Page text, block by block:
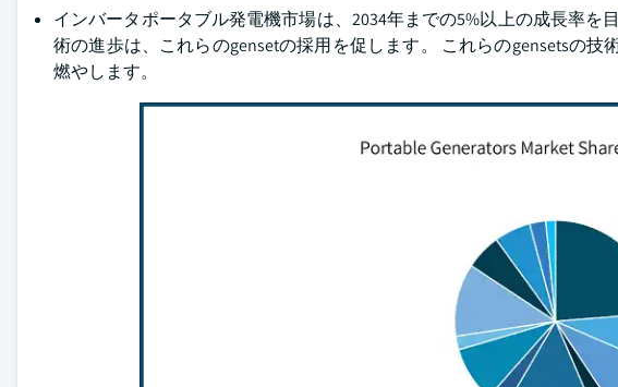
インバータポータブル発電機市場は、2034年までの5%以上の成長率
術の進歩は、これらのgensetの採用を促します。 これらのgensetsの
燃やします。